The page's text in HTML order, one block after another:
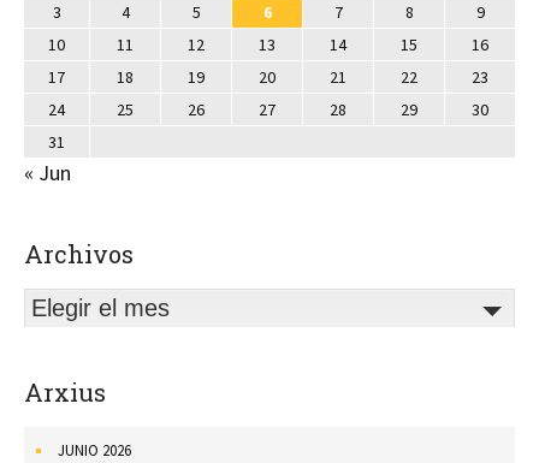
3
4 5 6 7 8
9
10
11 12 13 14 15
16
17
18 19 20 21 22
23
24
25 26 27 28 29
30
31
« Jun
Archivos
Elegir el mes
Arxius
JUNIO 2026